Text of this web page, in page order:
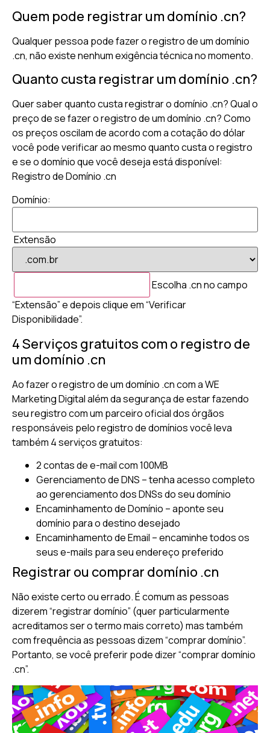
Quem pode registrar um domínio .cn?
Qualquer pessoa pode fazer o registro de um domínio
.cn, não existe nenhum exigência técnica no momento.
Quanto custa registrar um domínio .cn?
Quer saber quanto custa registrar o domínio .cn? Qual o
preço de se fazer o registro de um domínio .cn? Como
os preços oscilam de acordo com a cotação do dólar
você pode verificar ao mesmo quanto custa o registro
e se o domínio que você deseja está disponível:
Registro de Domínio .cn
Domínio:
Extensão
Escolha .cn no campo
“Extensão” e depois clique em “Verificar
Disponibilidade”.
4 Serviços gratuitos com o registro de
um domínio .cn
Ao fazer o registro de um domínio .cn com a WE
Marketing Digital além da segurança de estar fazendo
seu registro com um parceiro oficial dos órgãos
responsáveis pelo registro de domínios você leva
também 4 serviços gratuitos:
2 contas de e-mail com 100MB
Gerenciamento de DNS – tenha acesso completo
ao gerenciamento dos DNSs do seu domínio
Encaminhamento de Domínio – aponte seu
domínio para o destino desejado
Encaminhamento de Email – encaminhe todos os
seus e-mails para seu endereço preferido
Registrar ou comprar domínio .cn
Não existe certo ou errado. É comum as pessoas
dizerem “registrar domínio” (quer particularmente
acreditamos ser o termo mais correto) mas também
com frequência as pessoas dizem “comprar domínio”.
Portanto, se você preferir pode dizer “comprar domínio
.cn”.